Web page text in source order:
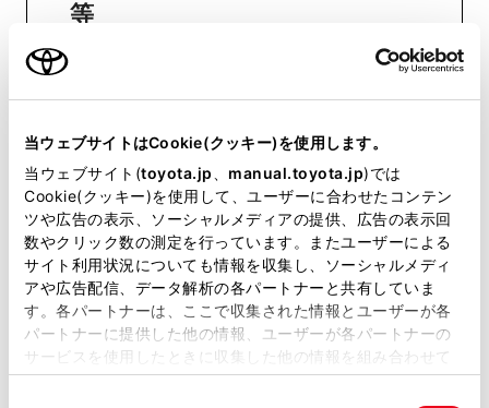
当ウェブサイトはCookie(クッキー)を使用します。
当ウェブサイト(toyota.jp manual.toyota.jp)では
Cookie(クッキー)を使用して、ユーザーに合わせたコンテン
ツや広告の表示、ソーシャルメディアの提供、広告の表示回
数やクリック数の測定を行っています。またユーザーによる
サイト利用状況についても情報を収集し、ソーシャルメディ
アや広告配信、データ解析の各パートナーと共有していま
す。各パートナーは、ここで収集された情報とユーザーが各
パートナーに提供した他の情報、ユーザーが各パートナーの
サービスを使用したときに収集した他の情報を組み合わせて
使用することがあります。当ウェブサイトの使用を続行する
等
おクルマに関するお問い合わせ
用意いただくとスムーズな対応
が可能です。
リコール等情報はこちら